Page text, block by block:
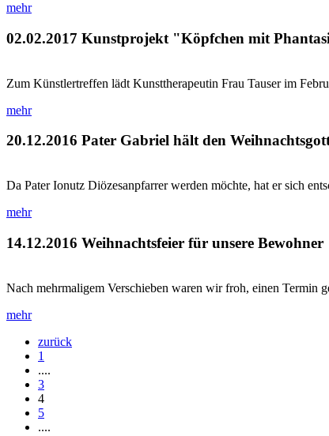
mehr
02.02.2017 Kunstprojekt "Köpfchen mit
Zum Künstlertreffen lädt Kunsttherapeutin Frau Tauser im
mehr
20.12.2016 Pater Gabriel hält den
Da Pater Ionutz Diözesanpfarrer werden möchte, hat er sich
mehr
14.12.2016 Weihnachtsfeier für unsere Bewohner
Nach mehrmaligem Verschieben waren wir froh, einen Termin
mehr
zurück
1
....
3
4
5
....